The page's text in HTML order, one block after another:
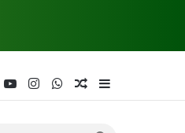
FacebookYouTubeInstagramWhatsAppRandom Article